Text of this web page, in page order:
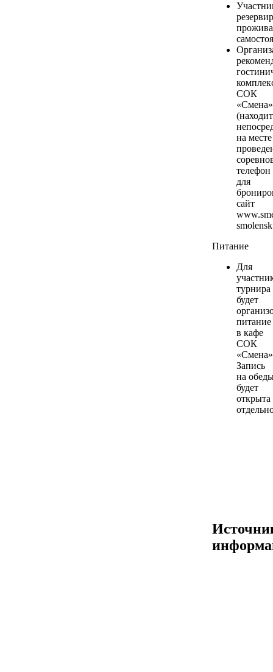
СОК
«Смена»
на месте
телефон
для
сайт
Питание
Для
турнира
будет
питание
в кафе
СОК
Запись
на
будет
открыта